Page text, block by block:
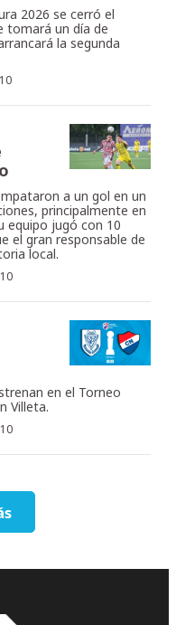
2026 se cerró el
tomará un día de
la segunda
a un gol en un
principalmente en
equipo jugó con 10
el gran responsable de
local.
en el Torneo
Villeta.